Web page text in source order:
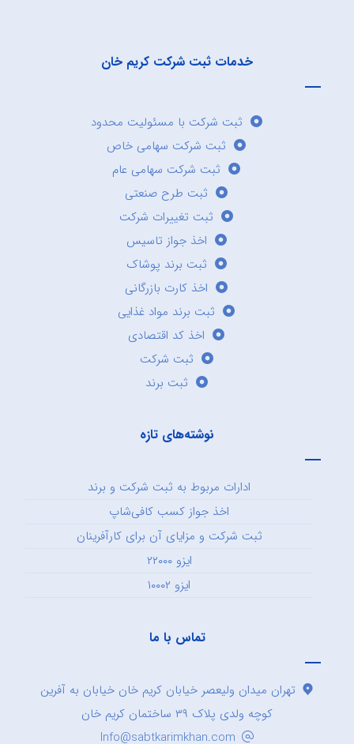
خدمات ثبت شرکت کریم خان
ثبت شرکت با مسئولیت محدود
ثبت شرکت سهامی خاص
ثبت شرکت سهامی عام
ثبت طرح صنعتی
ثبت تغییرات شرکت
اخذ جواز تاسیس
ثبت برند پوشاک
اخذ کارت بازرگانی
ثبت برند مواد غذایی
اخذ کد اقتصادی
ثبت شرکت
ثبت برند
نوشته‌های تازه
ادارات مربوط به ثبت شرکت و برند
اخذ جواز کسب کافی‌شاپ
ثبت شرکت و مزایای آن برای کارآفرینان
ایزو ۲۲۰۰۰
ایزو ۱۰۰۰۲
تماس با ما
تهران میدان ولیعصر خیابان کریم خان خیابان به آفرین
کوچه ولدی پلاک ۳۹ ساختمان کریم خان
Info@sabtkarimkhan.com